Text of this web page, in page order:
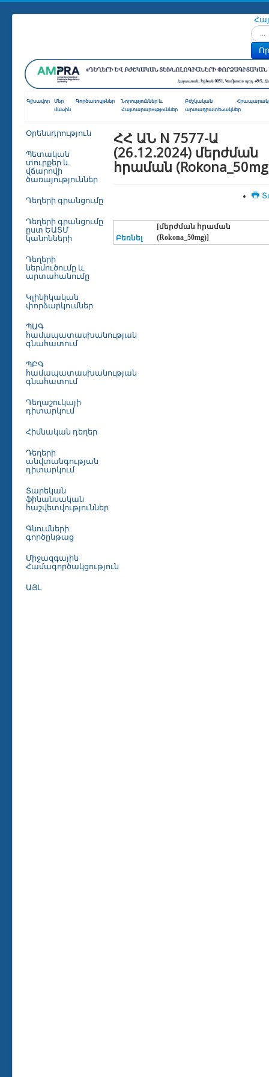
Գլխավոր
Մեր
մասին
Գործառույթներ
Նորություններ և
Հայտարարություններ
Բժշկական
արտադրատեսակներ
Օրենսդրություն
Պետական
տուրքեր և
վճարովի
ծառայություններ
Դեղերի գրանցումը
Դեղերի գրանցումը
ըստ ԵԱՏՄ
կանոնների
Դեղերի
ներմուծումը և
արտահանումը
Կլինիկական
փորձարկումներ
ՊԱԳ
համապատասխանության
գնահատում
ՊԲԳ
համապատասխանության
գնահատում
Դեղաշուկայի
դիտարկում
Հիմնական դեղեր
Դեղերի
անվտանգության
դիտարկում
Տարեկան
ֆինանսական
հաշվետվություններ
Գնումների
գործընթաց
Միջազգային
Համագործակցություն
ԱՅԼ
ՀՀ ԱՆ N 7577-Ա
(26.12.2024) մերժման
հրաման
Բեռնել
[մերժման հրաման
(Rokona_50mg)]